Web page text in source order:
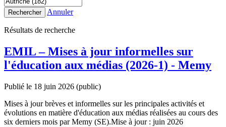
Rechercher Annuler
Résultats de recherche
EMIL – Mises à jour informelles sur
l'éducation aux médias (2026-1) - Memy
Publié le 18 juin 2026 (public)
Mises à jour brèves et informelles sur les principales activités et
évolutions en matière d'éducation aux médias réalisées au cours des
six derniers mois par Memy (SE).Mise à jour : juin 2026